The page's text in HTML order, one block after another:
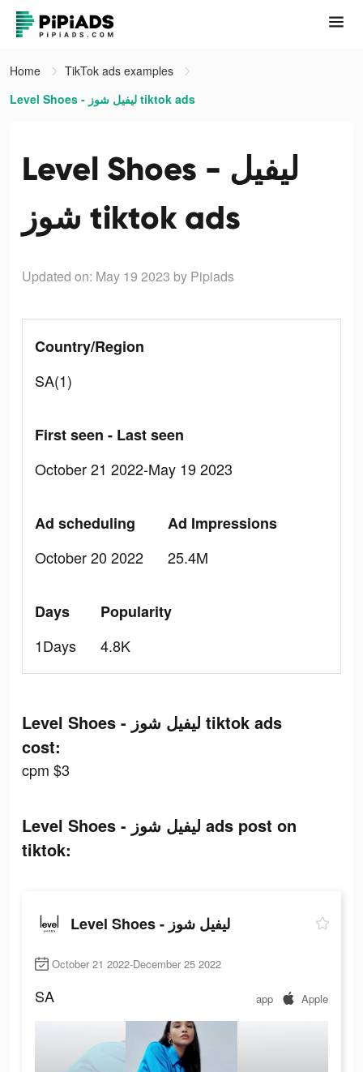
Home
TikTok ads examples
Level Shoes - ليفيل شوز tiktok ads
Level Shoes - ليفيل
شوز tiktok ads
Updated on: May 19 2023 by Pipiads
Country/Region
SA(1)
First seen - Last seen
October 21 2022-May 19 2023
Ad scheduling
October 20 2022
Ad Impressions
25.4M
Days
1Days
Popularity
4.8K
Level Shoes - ليفيل شوز tiktok ads
cost:
cpm $3
Level Shoes - ليفيل شوز ads post on
tiktok:
Level Shoes - ليفيل شوز
October 21 2022-December 25 2022
SA app Apple